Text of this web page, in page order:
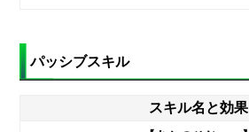
パッシブスキル
スキル名と効果